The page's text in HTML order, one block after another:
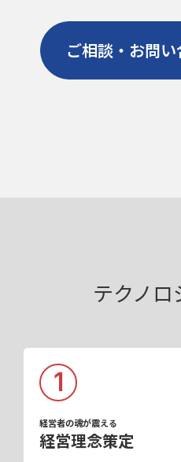
ご相談・お問
テクノロ
1
経営者の魂が震える
経営理念策定